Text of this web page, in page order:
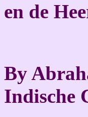
en de
By
Indische